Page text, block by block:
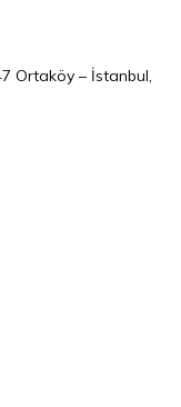
Ortaköy – İstanbul,